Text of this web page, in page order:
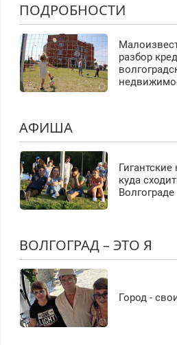
ПОДРОБНОСТИ
разбор
АФИША
куда
ВОЛГОГРАД – ЭТО Я
Город -